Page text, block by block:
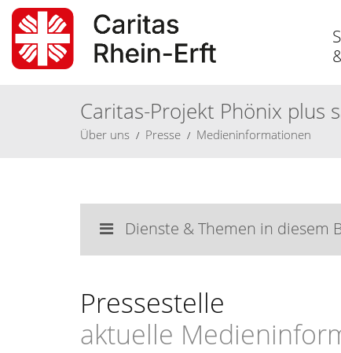
Caritas-Projekt Phönix plus
Über uns Presse Medieninformationen
Dienste & Themen in diesem
Pressestelle
aktuelle